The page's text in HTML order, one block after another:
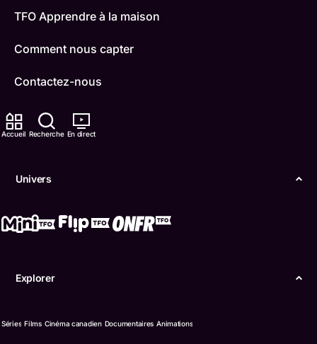
Accueil Recherche En direct
Univers
Explorer
Séries Films Cinéma canadien Documentaires Animations
TFO Apprendre à la maison
Comment nous capter
Contactez-nous
ONFR
Boukili
Conditions d'utilisation
Confidentialité
langue française de l’Ontario (TFO) - 2026